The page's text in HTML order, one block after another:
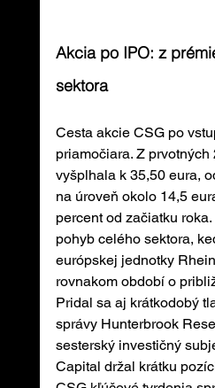
Akcia po IPO: z
sektora
Cesta akcie CSG po
priamočiara. Z prvotných
vyšplhala k 35,50 eura,
na úroveň okolo 14,5
percent od začiatku
pohyb celého sektora,
európskej jednotky
rovnakom období o
Pridal sa aj krátkodobý
správy Hunterbrook
sesterský investičný
Capital držal krátku